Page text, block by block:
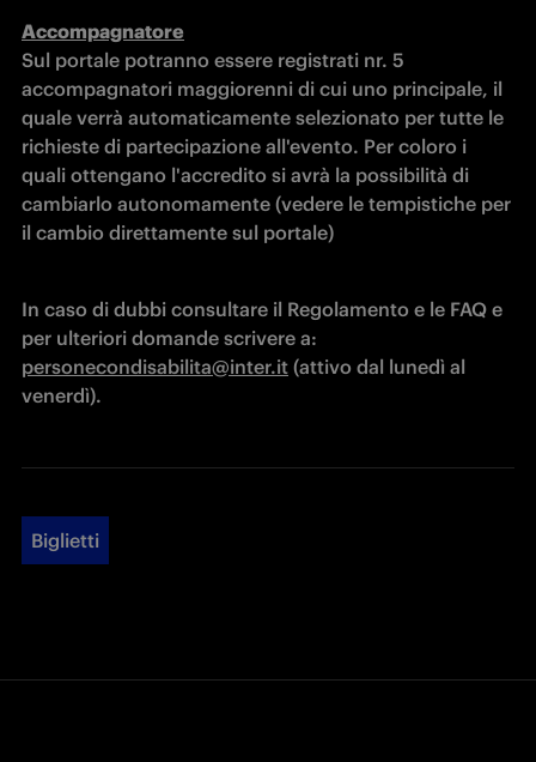
Sul portale potranno essere registrati nr. 5
accompagnatori maggiorenni di cui uno principale, il
quale verrà automaticamente selezionato per tutte le
richieste di partecipazione all'evento. Per coloro i
quali ottengano l'accredito si avrà la possibilità di
cambiarlo autonomamente (vedere le tempistiche per
il cambio direttamente sul portale)
In caso di dubbi consultare il Regolamento e le FAQ e
personecondisabilita@inter.it (attivo dal lunedì al
venerdì).
Biglietti